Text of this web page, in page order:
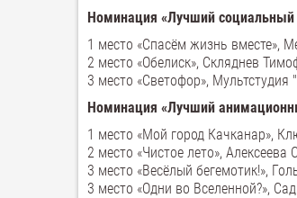
Номинация «Лучший социальный
1 место «Спасём жизнь вместе»,
2 место «Обелиск», Скляднев
3 место «Светофор»,
Номинация «Лучший
1 место «Мой город Качканар»,
2 место «Чистое лето»,
3 место «Весёлый бегемотик!»,
3 место «Одни во Вселенной?»,